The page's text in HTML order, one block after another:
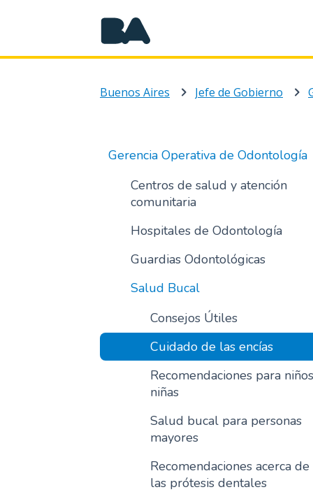
Buenos Aires Jefe de Gobierno
Gerencia Operativa de Odontología
Centros de salud y atención
comunitaria
Hospitales de Odontología
Guardias Odontológicas
Salud Bucal
Consejos Útiles
Cuidado de las encías
Recomendaciones para
niñas
Salud bucal para personas
mayores
Recomendaciones acerca de
las prótesis dentales